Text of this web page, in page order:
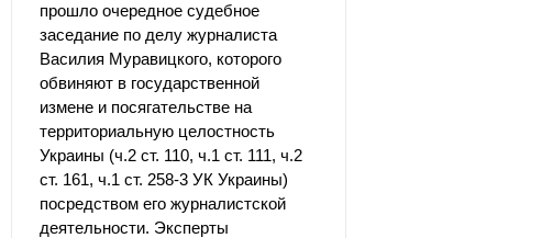
прошло очередное судебное
заседание по делу журналиста
Василия Муравицкого, которого
обвиняют в государственной
измене и посягательстве на
территориальную целостность
Украины (ч.2 ст. 110, ч.1 ст. 111, ч.2
ст. 161, ч.1 ст. 258-3 УК Украины)
посредством его журналистской
деятельности. Эксперты